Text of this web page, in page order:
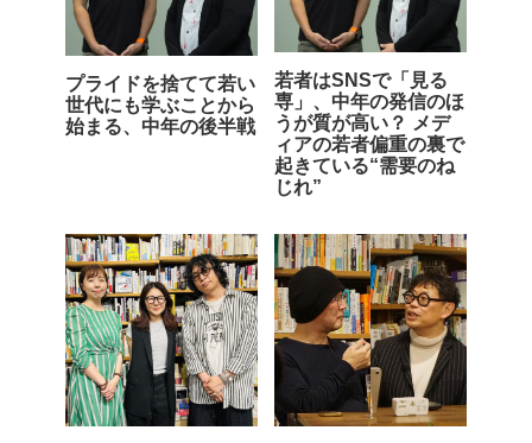
プライドを捨てて若い
世代にも学ぶことから
始まる、中年の後半戦
若者はSNSで「見る
専」、中年の発信のほ
うが質が高い？ メデ
ィアの若者偏重の裏で
起きている“需要のね
じれ”